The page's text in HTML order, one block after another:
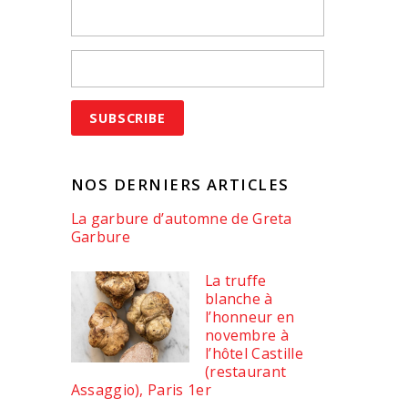
NOS DERNIERS ARTICLES
La garbure d’automne de Greta
Garbure
La truffe
blanche à
l’honneur en
novembre à
l’hôtel Castille
(restaurant
Assaggio), Paris 1er